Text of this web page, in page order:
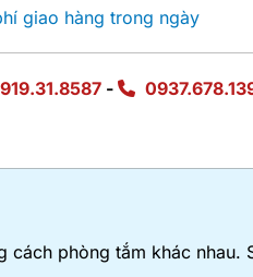
giao hàng trong ngày
-
phòng tắm khác nhau.